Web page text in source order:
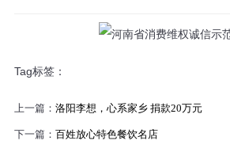
Tag标签：
上一篇： 洛阳李想，心系家乡 捐款20万元
下一篇： 百姓放心特色餐饮名店